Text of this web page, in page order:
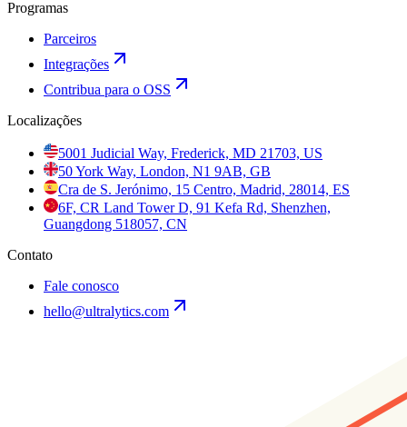
Programas
Parceiros
Integrações
Contribua para o OSS
Localizações
5001 Judicial Way, Frederick, MD 21703, US
50 York Way, London, N1 9AB, GB
Cra de S. Jerónimo, 15 Centro, Madrid, 28014, ES
6F, CR Land Tower D, 91 Kefa Rd, Shenzhen,
Guangdong 518057, CN
Contato
Fale conosco
hello@ultralytics.com